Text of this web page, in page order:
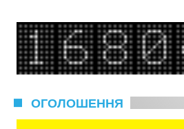
ОГОЛОШЕННЯ